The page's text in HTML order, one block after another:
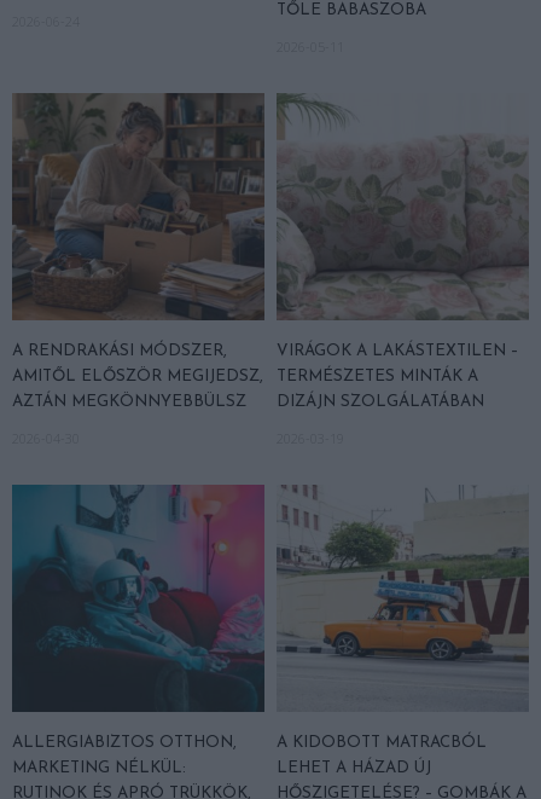
TŐLE BABASZOBA
A RENDRAKÁSI MÓDSZER,
AMITŐL ELŐSZÖR MEGIJEDSZ,
AZTÁN MEGKÖNNYEBBÜLSZ
VIRÁGOK A LAKÁSTEXTILEN –
TERMÉSZETES MINTÁK A
DIZÁJN SZOLGÁLATÁBAN
ALLERGIABIZTOS OTTHON,
MARKETING NÉLKÜL:
RUTINOK ÉS APRÓ TRÜKKÖK,
A KIDOBOTT MATRACBÓL
LEHET A HÁZAD ÚJ
HŐSZIGETELÉSE? – GOMBÁK A